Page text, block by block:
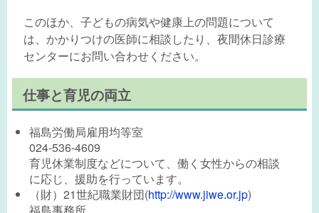
このほか、子どもの病気や健康上の問題について
は、かかりつけの医師に相談したり、夜間休日診療
センターにお問い合わせください。
仕事と育児の両立
福島労働局雇用均等室
024-536-4609
育児休業制度などについて、働く女性からの相談
に応じ、援助を行っています。
（財）21世紀職業財団(http://www.jiwe.or.jp)
福島事務所